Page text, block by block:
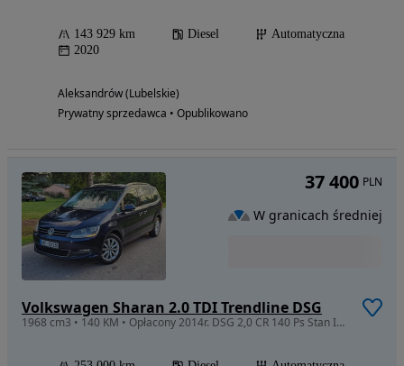
143 929 km Diesel
Automatyczna
2020
Aleksandrów (Lubelskie)
Prywatny sprzedawca • Opublikowano
Volkswagen Sharan 2.0 TDI Trendline DSG
1968 cm3 • 140 KM • Opłacony 2014r. DSG 2,0 CR 140 Ps Stan Idealny
37 400 PLN
W granicach średniej